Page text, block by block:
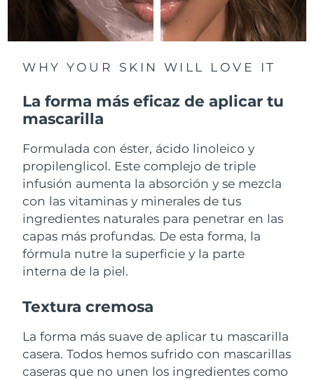
WHY YOUR SKIN WILL LOVE IT
La forma más eficaz de aplicar tu
mascarilla
Formulada con éster, ácido linoleico y
propilenglicol. Este complejo de triple
infusión aumenta la absorción y se mezcla
con las vitaminas y minerales de tus
ingredientes naturales para penetrar en las
capas más profundas. De esta forma, la
fórmula nutre la superficie y la parte
interna de la piel.
Textura cremosa
La forma más suave de aplicar tu mascarilla
casera. Todos hemos sufrido con mascarillas
caseras que no unen los ingredientes como
Entrega prevista11/08/26
Polonia Entrega prevista 9/08/26
Portugal Entrega prevista 8/08/26
Puerto Rico
Catar Entrega prevista
Reunión Entrega prevista
Rumanía Entrega prevista8/08/26
Rusia Entrega prevista
Eslovaquia Entrega prevista8/08/26